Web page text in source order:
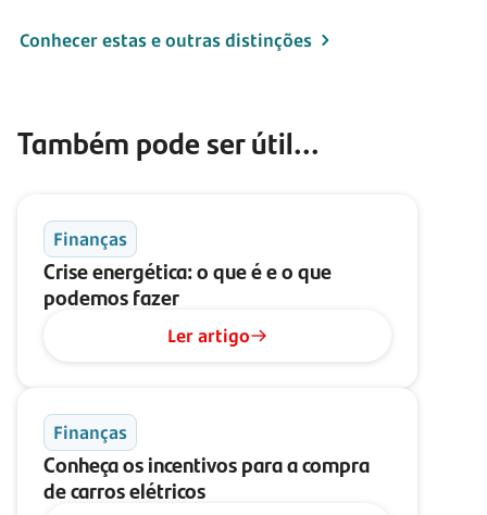
Conhecer estas e outras distinções
Também pode ser útil...
Finanças
Crise energética: o que é e o que
podemos fazer
Ler artigo
Finanças
Conheça os incentivos para a compra
de carros elétricos